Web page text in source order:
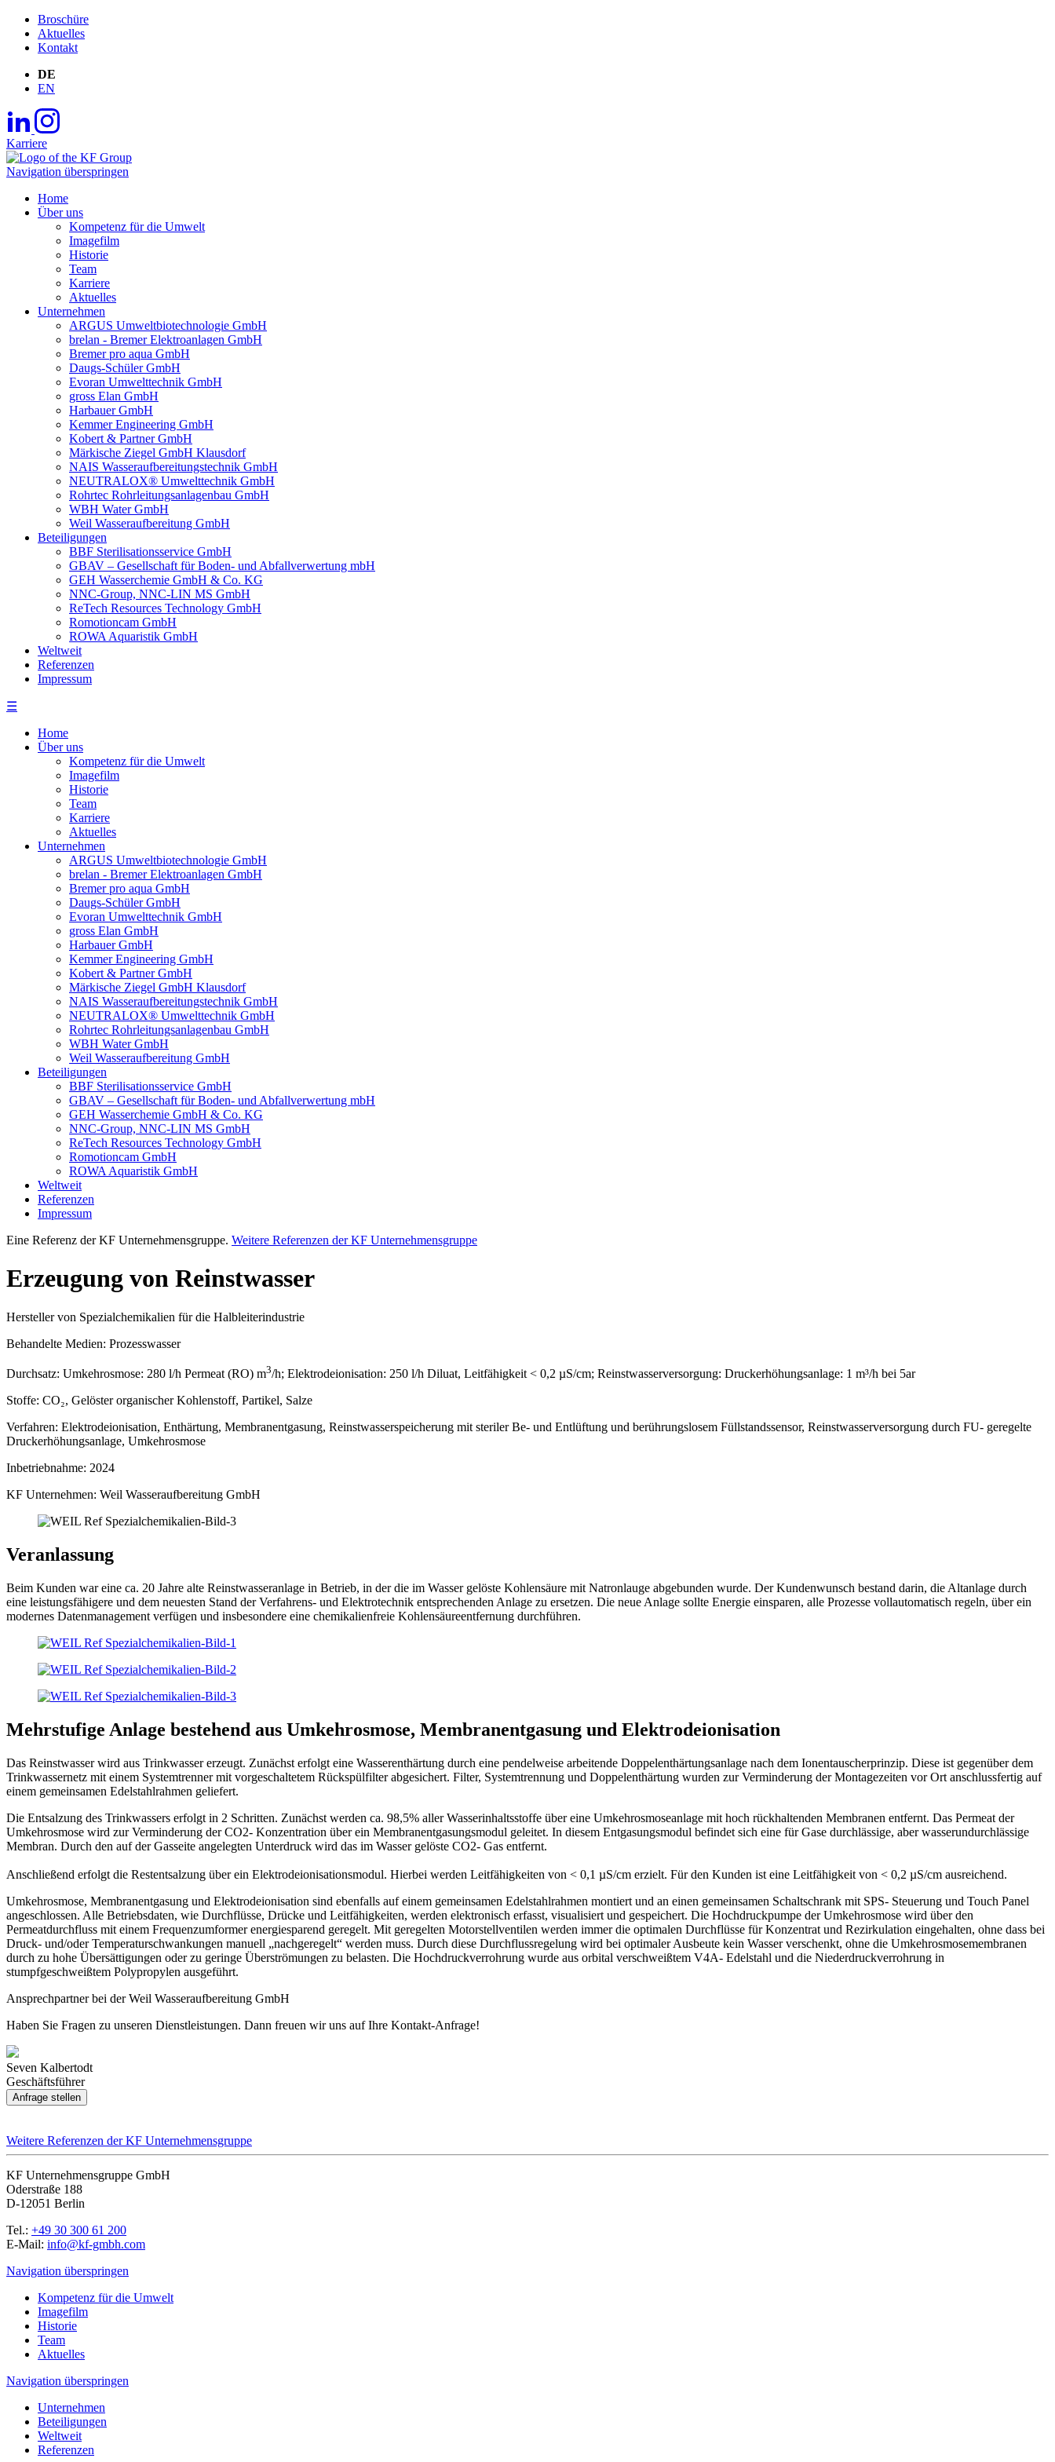
Broschüre
Aktuelles
Kontakt
DE
EN
Karriere
Navigation überspringen
Home
Über uns
Kompetenz für die Umwelt
Imagefilm
Historie
Team
Karriere
Aktuelles
Unternehmen
ARGUS Umweltbiotechnologie GmbH
brelan - Bremer Elektroanlagen GmbH
Bremer pro aqua GmbH
Daugs-Schüler GmbH
Evoran Umwelt­technik GmbH
gross Elan GmbH
Harbauer GmbH
Kemmer Engineering GmbH
Kobert & Partner GmbH
Märkische Ziegel GmbH Klausdorf
NAIS Wasseraufbereitungstechnik GmbH
NEUTRALOX® Umwelttechnik GmbH
Rohrtec Rohrleitungsanlagenbau GmbH
WBH Water GmbH
Weil Wasseraufbereitung GmbH
Beteiligungen
BBF Sterilisationsservice GmbH
GBAV – Gesellschaft für Boden- und Abfallverwertung mbH
GEH Wasserchemie GmbH & Co. KG
NNC-Group, NNC-LIN MS GmbH
ReTech Resources Technology GmbH
Romotioncam GmbH
ROWA Aquaristik GmbH
Weltweit
Referenzen
Impressum
☰
Home
Über uns
Kompetenz für die Umwelt
Imagefilm
Historie
Team
Karriere
Aktuelles
Unternehmen
ARGUS Umweltbiotechnologie GmbH
brelan - Bremer Elektroanlagen GmbH
Bremer pro aqua GmbH
Daugs-Schüler GmbH
Evoran Umwelt­technik GmbH
gross Elan GmbH
Harbauer GmbH
Kemmer Engineering GmbH
Kobert & Partner GmbH
Märkische Ziegel GmbH Klausdorf
NAIS Wasseraufbereitungstechnik GmbH
NEUTRALOX® Umwelttechnik GmbH
Rohrtec Rohrleitungsanlagenbau GmbH
WBH Water GmbH
Weil Wasseraufbereitung GmbH
Beteiligungen
BBF Sterilisationsservice GmbH
GBAV – Gesellschaft für Boden- und Abfallverwertung mbH
GEH Wasserchemie GmbH & Co. KG
NNC-Group, NNC-LIN MS GmbH
ReTech Resources Technology GmbH
Romotioncam GmbH
ROWA Aquaristik GmbH
Weltweit
Referenzen
Impressum
Eine Referenz der KF Unternehmensgruppe. Weitere Referenzen der KF Unternehmensgruppe
Erzeugung von Reinstwasser
Hersteller von Spezialchemikalien für die Halbleiterindustrie
Behandelte Medien: Prozesswasser
Durchsatz: Umkehrosmose: 280 l/h Permeat (RO) m3/h; Elektrodeionisation: 250 l/h Diluat, Leitfähigkeit < 0,2 µS/cm; Reinstwasserversorgung: Druckerhöhungsanlage: 1 m³/h bei 5ar
Stoffe: CO₂, Gelöster organischer Kohlenstoff, Partikel, Salze
Verfahren: Elektrodeionisation, Enthärtung, Membranentgasung, Reinstwasserspeicherung mit steriler Be- und Entlüftung und berührungslosem Füllstandssensor, Reinstwasserversorgung durch FU- geregelte
Druckerhöhungsanlage, Umkehrosmose
Inbetriebnahme: 2024
KF Unternehmen: Weil Wasseraufbereitung GmbH
Veranlassung
Beim Kunden war eine ca. 20 Jahre alte Reinstwasseranlage in Betrieb, in der die im Wasser gelöste Kohlensäure mit Natronlauge abgebunden wurde. Der Kundenwunsch bestand darin, die Altanlage durch
eine leistungsfähigere und dem neuesten Stand der Verfahrens- und Elektrotechnik entsprechenden Anlage zu ersetzen. Die neue Anlage sollte Energie einsparen, alle Prozesse vollautomatisch regeln, über ein
modernes Datenmanagement verfügen und insbesondere eine chemikalienfreie Kohlensäureentfernung durchführen.
Mehrstufige Anlage bestehend aus Umkehrosmose, Membranentgasung und Elektrodeionisation
Das Reinstwasser wird aus Trinkwasser erzeugt. Zunächst erfolgt eine Wasserenthärtung durch eine pendelweise arbeitende Doppelenthärtungsanlage nach dem Ionentauscherprinzip. Diese ist gegenüber dem
Trinkwassernetz mit einem Systemtrenner mit vorgeschaltetem Rückspülfilter abgesichert. Filter, Systemtrennung und Doppelenthärtung wurden zur Verminderung der Montagezeiten vor Ort anschlussfertig auf
einem gemeinsamen Edelstahlrahmen geliefert.
Die Entsalzung des Trinkwassers erfolgt in 2 Schritten. Zunächst werden ca. 98,5% aller Wasserinhaltsstoffe über eine Umkehrosmoseanlage mit hoch rückhaltenden Membranen entfernt. Das Permeat der
Umkehrosmose wird zur Verminderung der CO2- Konzentration über ein Membranentgasungsmodul geleitet. In diesem Entgasungsmodul befindet sich eine für Gase durchlässige, aber wasserundurchlässige
Membran. Durch den auf der Gasseite angelegten Unterdruck wird das im Wasser gelöste CO2- Gas entfernt.
Anschließend erfolgt die Restentsalzung über ein Elektrodeionisationsmodul. Hierbei werden Leitfähigkeiten von < 0,1 µS/cm erzielt. Für den Kunden ist eine Leitfähigkeit von < 0,2 µS/cm ausreichend.
Umkehrosmose, Membranentgasung und Elektrodeionisation sind ebenfalls auf einem gemeinsamen Edelstahlrahmen montiert und an einen gemeinsamen Schaltschrank mit SPS- Steuerung und Touch Panel
angeschlossen. Alle Betriebsdaten, wie Durchflüsse, Drücke und Leitfähigkeiten, werden elektronisch erfasst, visualisiert und gespeichert. Die Hochdruckpumpe der Umkehrosmose wird über den
Permeatdurchfluss mit einem Frequenzumformer energiesparend geregelt. Mit geregelten Motorstellventilen werden immer die optimalen Durchflüsse für Konzentrat und Rezirkulation eingehalten, ohne dass bei
Druck- und/oder Temperaturschwankungen manuell „nachgeregelt“ werden muss. Durch diese Durchflussregelung wird bei optimaler Ausbeute kein Wasser verschenkt, ohne die Umkehrosmosemembranen
durch zu hohe Übersättigungen oder zu geringe Überströmungen zu belasten. Die Hochdruckverrohrung wurde aus orbital verschweißtem V4A- Edelstahl und die Niederdruckverrohrung in
stumpfgeschweißtem Polypropylen ausgeführt.
Ansprechpartner bei der Weil Wasseraufbereitung GmbH
Haben Sie Fragen zu unseren Dienstleistungen. Dann freuen wir uns auf Ihre Kontakt-Anfrage!
Seven Kalbertodt
Geschäftsführer
Anfrage stellen
Weitere Referenzen der KF Unternehmensgruppe
KF Unternehmensgruppe GmbH
Oderstraße 188
D-12051 Berlin
Tel.: +49 30 300 61 200
E-Mail: info@kf-gmbh.com
Navigation überspringen
Kompetenz für die Umwelt
Imagefilm
Historie
Team
Aktuelles
Navigation überspringen
Unternehmen
Beteiligungen
Weltweit
Referenzen